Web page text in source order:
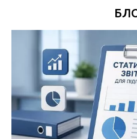
Зручний час для дзвінка